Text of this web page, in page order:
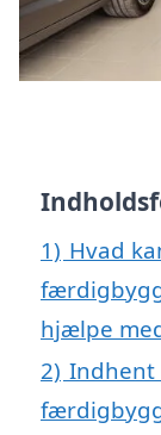
1) Hvad
hjælpe
2) Indhent